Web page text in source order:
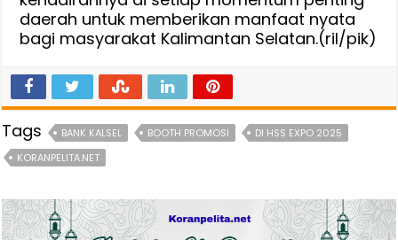
daerah untuk memberikan manfaat nyata
bagi masyarakat Kalimantan Selatan.(ril/pik)
Tags BANK KALSEL BOOTH PROMOSI
DI HSS EXPO 2025
KORANPELITA.NET